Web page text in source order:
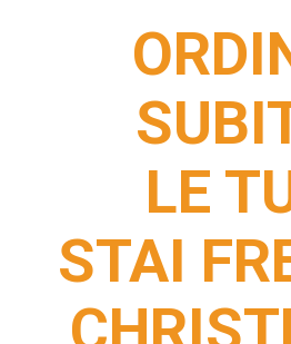
LE
STAI